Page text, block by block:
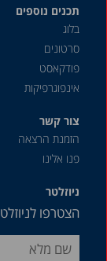
תכנים נוספים
בלוג
סרטונים
פודקאסט
אינפוגרפיקות
צור קשר
הזמנת הרצאה
פנו אלינו
ניוזלטר
הצטרפו